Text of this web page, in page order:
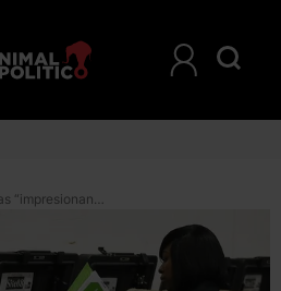
Elecciones en EE.UU.: las “impresionantes” fallas que un grupo de hackers encontró en las máquinas de votación electrónica